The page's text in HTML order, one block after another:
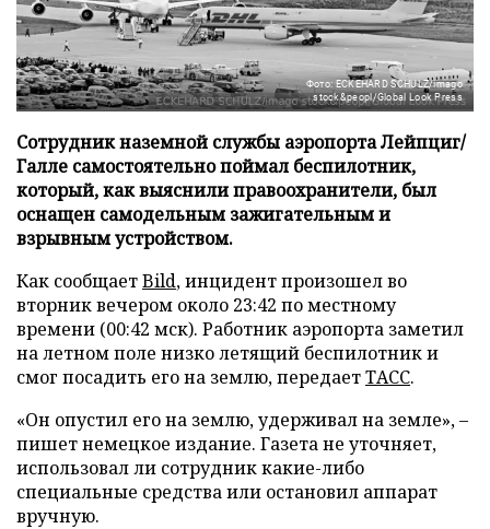
Фото: ECKEHARD SCHULZ/imago
stock&peopl/Global Look Press
Сотрудник наземной службы аэропорта Лейпциг/
Галле самостоятельно поймал беспилотник,
который, как выяснили правоохранители, был
оснащен самодельным зажигательным и
взрывным устройством.
Как сообщаетBild, инцидент произошел во
вторник вечером около 23:42 по местному
времени (00:42 мск). Работник аэропорта заметил
на летном поле низко летящий беспилотник и
смог посадить его на землю, передаетТАСС.
«Он опустил его на землю, удерживал на земле», –
пишет немецкое издание. Газета не уточняет,
использовал ли сотрудник какие-либо
специальные средства или остановил аппарат
вручную.